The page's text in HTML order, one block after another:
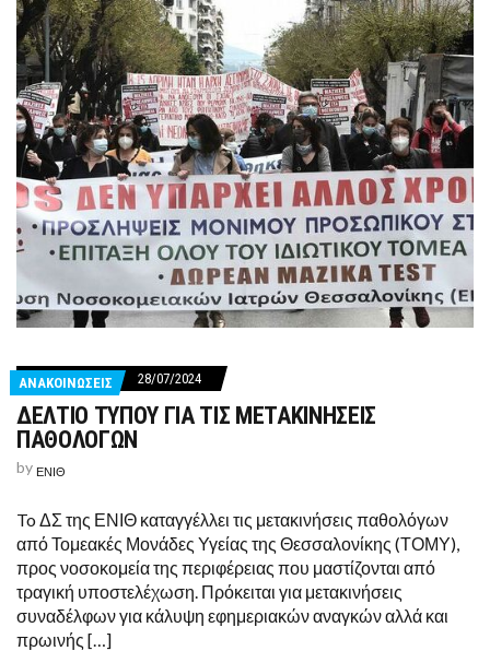
ΑΝΑΚΟΙΝΩΣΕΙΣ 28/07/2024
ΔΕΛΤΙΟ ΤΥΠΟΥ ΓΙΑ ΤΙΣ ΜΕΤΑΚΙΝΗΣΕΙΣ
ΠΑΘΟΛΟΓΩΝ
by ΕΝΙΘ
To ΔΣ της ΕΝΙΘ καταγγέλλει τις μετακινήσεις παθολόγων
από Τομεακές Μονάδες Υγείας της Θεσσαλονίκης (ΤΟΜΥ),
προς νοσοκομεία της περιφέρειας που μαστίζονται από
τραγική υποστελέχωση. Πρόκειται για μετακινήσεις
συναδέλφων για κάλυψη εφημεριακών αναγκών αλλά και
πρωινής […]